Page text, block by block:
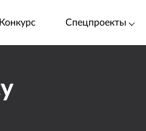
Конкурс Спецпроекты